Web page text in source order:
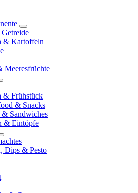
expand
child
menu
& Kartoffeln
Meeresfrüchte
& Frühstück
& Snacks
Sandwiches
& Eintöpfe
expand
child
menu
Dips & Pesto